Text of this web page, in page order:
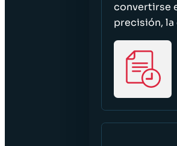
convertirse
precisión, la